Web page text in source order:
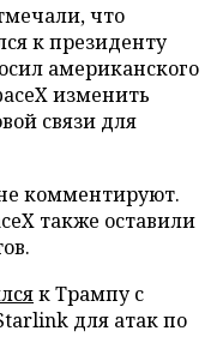
что
к президенту
американского
изменить
связи для
комментируют.
также оставили
к Трампу с
для атак по